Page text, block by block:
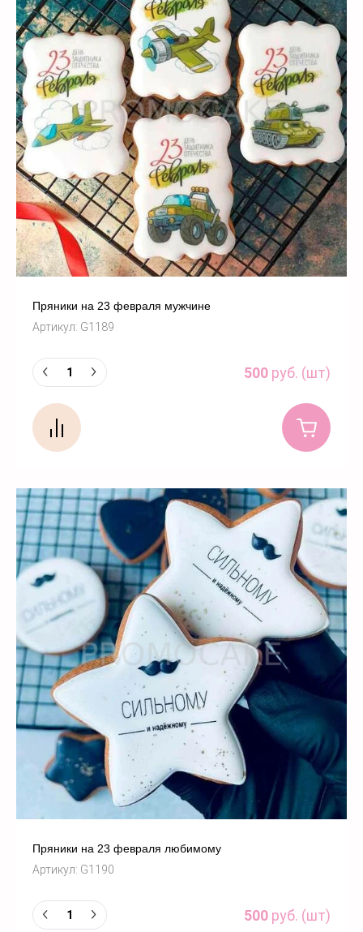
Пряники на 23 февраля мужчине
Артикул: G1189
500 руб. (шт)
Пряники на 23 февраля любимому
Артикул: G1190
500 руб. (шт)